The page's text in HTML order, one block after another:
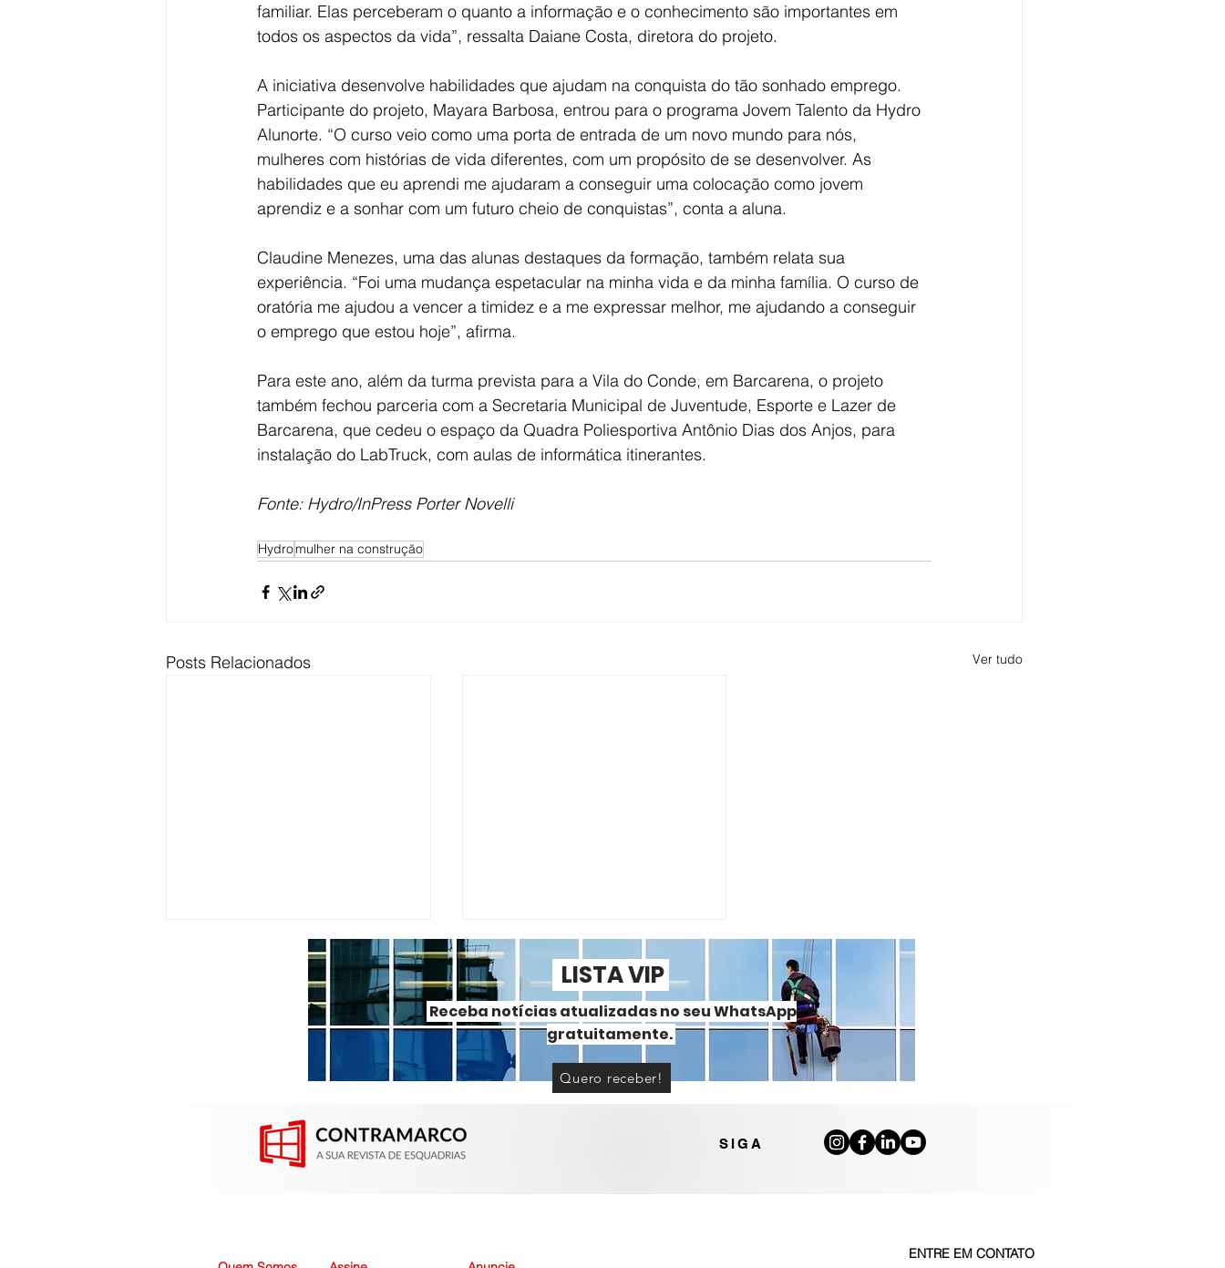
familiar. Elas perceberam o quanto a informação e o conhecimento são importantes em
todos os aspectos da vida”, ressalta Daiane Costa, diretora do projeto.
A iniciativa desenvolve habilidades que ajudam na conquista do tão sonhado emprego.
Participante do projeto, Mayara Barbosa, entrou para o programa Jovem Talento da Hydro
Alunorte. “O curso veio como uma porta de entrada de um novo mundo para nós,
mulheres com histórias de vida diferentes, com um propósito de se desenvolver. As
habilidades que eu aprendi me ajudaram a conseguir uma colocação como jovem
aprendiz e a sonhar com um futuro cheio de conquistas”, conta a aluna.
Claudine Menezes, uma das alunas destaques da formação, também relata sua
experiência. “Foi uma mudança espetacular na minha vida e da minha família. O curso de
oratória me ajudou a vencer a timidez e a me expressar melhor, me ajudando a conseguir
o emprego que estou hoje”, afirma.
Para este ano, além da turma prevista para a Vila do Conde, em Barcarena, o projeto
também fechou parceria com a Secretaria Municipal de Juventude, Esporte e Lazer de
Barcarena, que cedeu o espaço da Quadra Poliesportiva Antônio Dias dos Anjos, para
instalação do LabTruck, com aulas de informática itinerantes.
Fonte: Hydro/InPress Porter Novelli
Hydromulher na construção
Posts Relacionados Ver tudo
possibilidades em projetos
que exigem transparência
Persianas integradas ajudam
LISTA VIP
Receba notícias atualizadas no seu WhatsApp
gratuitamente.
Quero receber!
SIGA
ENTRE EM CONTATO